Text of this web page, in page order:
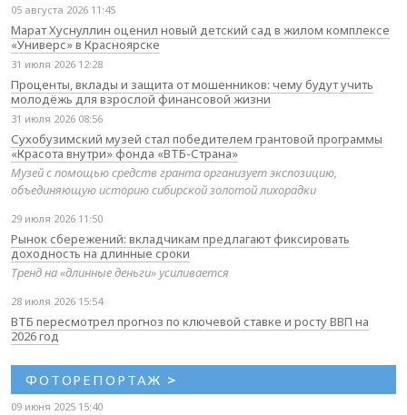
05 августа 2026 11:45
Марат Хуснуллин оценил новый детский сад в жилом комплексе
«Универс» в Красноярске
31 июля 2026 12:28
Проценты, вклады и защита от мошенников: чему будут учить
молодёжь для взрослой финансовой жизни
31 июля 2026 08:56
Сухобузимский музей стал победителем грантовой программы
«Красота внутри» фонда «ВТБ-Страна»
Музей с помощью средств гранта организует экспозицию,
объединяющую историю сибирской золотой лихорадки
29 июля 2026 11:50
Рынок сбережений: вкладчикам предлагают фиксировать
доходность на длинные сроки
Тренд на «длинные деньги» усиливается
28 июля 2026 15:54
ВТБ пересмотрел прогноз по ключевой ставке и росту ВВП на
2026 год
ФОТОРЕПОРТАЖ >
09 июня 2025 15:40